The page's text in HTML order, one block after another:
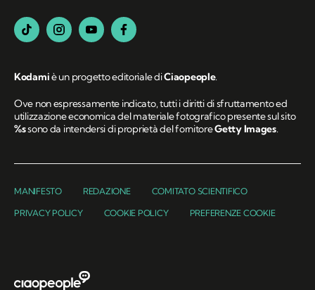
Kodamiè un progetto editoriale diCiaopeople.
Ove non espressamente indicato, tutti i diritti di sfruttamento ed
utilizzazione economica del materiale fotografico presente sul sito
%ssono da intendersi di proprietà del fornitoreGetty Images.
MANIFESTO REDAZIONE COMITATO SCIENTIFICO
PRIVACY POLICY COOKIE POLICY PREFERENZE COOKIE